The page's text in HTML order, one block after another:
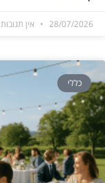
28/07/2026 אין תגובות
כללי